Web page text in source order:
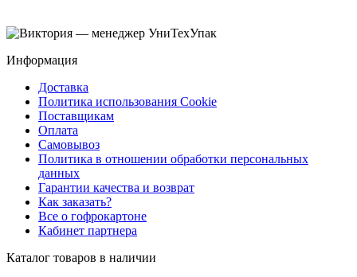
Информация
Доставка
Политика использования Cookie
Поставщикам
Оплата
Самовывоз
Политика в отношении обработки персональных
данных
Гарантии качества и возврат
Как заказать?
Все о гофрокартоне
Кабинет партнера
Каталог товаров в наличии